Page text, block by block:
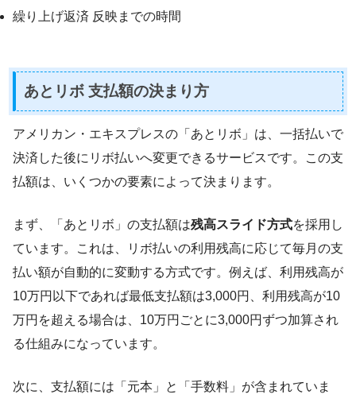
繰り上げ返済 反映までの時間
あとリボ 支払額の決まり方
アメリカン・エキスプレスの「あとリボ」は、一括払いで
決済した後にリボ払いへ変更できるサービスです。この支
払額は、いくつかの要素によって決まります。
まず、「あとリボ」の支払額は残高スライド方式を採用し
ています。これは、リボ払いの利用残高に応じて毎月の支
払い額が自動的に変動する方式です。例えば、利用残高が
10万円以下であれば最低支払額は3,000円、利用残高が10
万円を超える場合は、10万円ごとに3,000円ずつ加算され
る仕組みになっています。
次に、支払額には「元本」と「手数料」が含まれていま